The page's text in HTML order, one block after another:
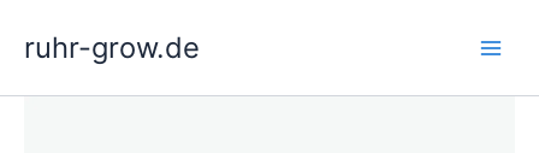
Inhaltruhr-grow.de